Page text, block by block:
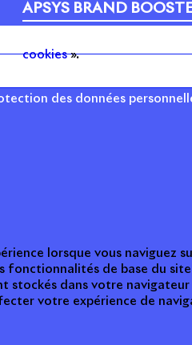
APSYS BRAND
des données
cookies».
lorsque vous naviguez
de base du
stockés dans votre
votre expérience de